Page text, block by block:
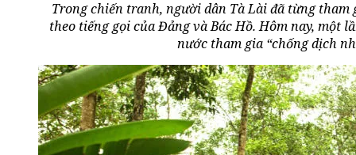
Trong chiến tranh, người dân Tà Lài đã từng tham
theo tiếng gọi của Đảng và Bác Hồ. Hôm nay, một
nước tham gia “chống dịch